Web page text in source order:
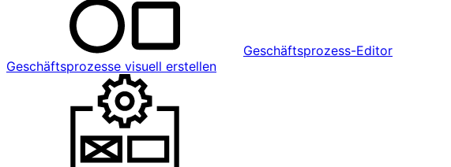
Geschäftsprozess-Editor
Geschäftsprozesse visuell erstellen